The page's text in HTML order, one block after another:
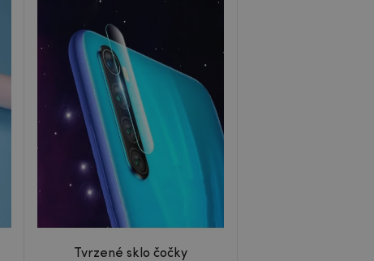
Tvrzené sklo čočky